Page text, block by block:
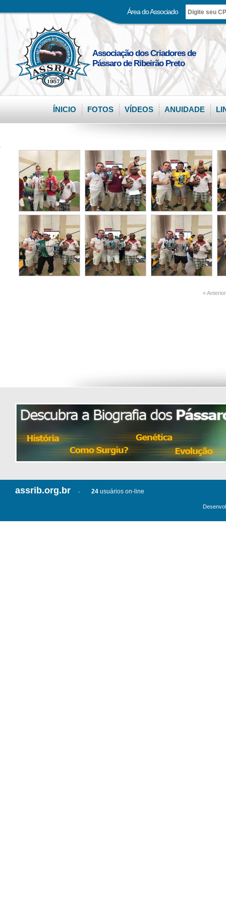
Área do Associado
Associação dos Criadores de
Pássaro de Ribeirão Preto
ÍNICIO FOTOS VÍDEOS ANUIDADE
«
assrib.org.br - 24 usuários on-line